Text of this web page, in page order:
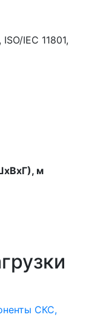
IEC 11801,
м